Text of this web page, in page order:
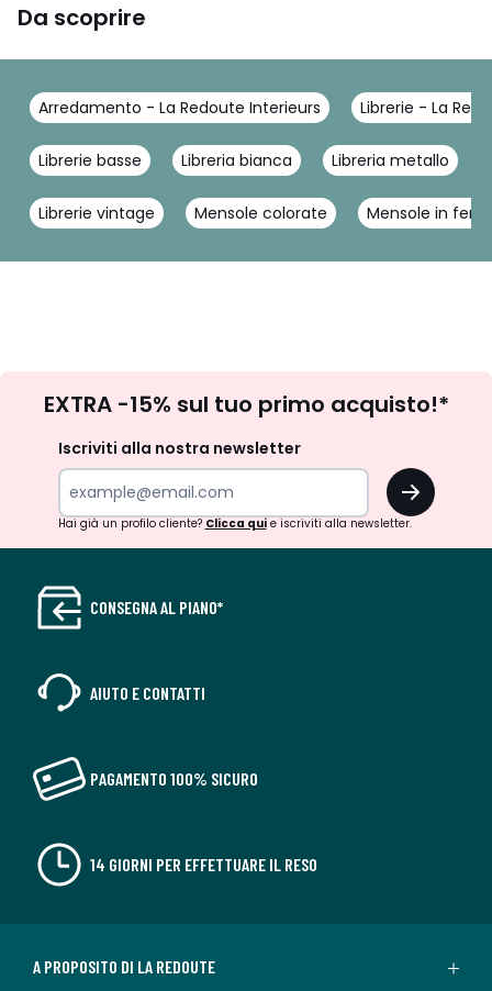
Da scoprire
Arredamento - La Redoute Interieurs Librerie - La
Librerie basse Libreria bianca Libreria metallo
Librerie vintage Mensole colorate Mensole in
newsletter
EXTRA -15% sul tuo primo acquisto!*
Iscriviti alla nostra newsletter
OK
Hai già un profilo cliente?Clicca quie iscriviti alla newsletter.
CONSEGNA AL PIANO*
AIUTO E CONTATTI
PAGAMENTO 100% SICURO
14 GIORNI PER EFFETTUARE IL RESO
A PROPOSITO DI LA REDOUTE